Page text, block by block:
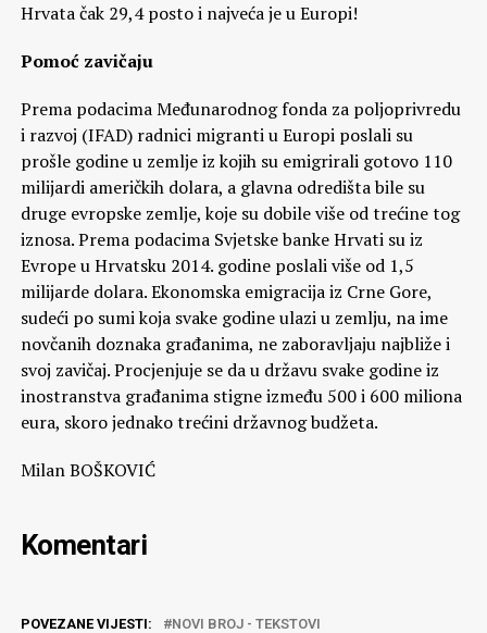
Hrvata čak 29,4 posto i najveća je u Europi!
Pomoć zavičaju
Prema podacima Međunarodnog fonda za poljoprivredu
i razvoj (IFAD) radnici migranti u Europi poslali su
prošle godine u zemlje iz kojih su emigrirali gotovo 110
milijardi američkih dolara, a glavna odredišta bile su
druge evropske zemlje, koje su dobile više od trećine tog
iznosa. Prema podacima Svjetske banke Hrvati su iz
Evrope u Hrvatsku 2014. godine poslali više od 1,5
milijarde dolara. Ekonomska emigracija iz Crne Gore,
sudeći po sumi koja svake godine ulazi u zemlju, na ime
novčanih doznaka građanima, ne zaboravljaju najbliže i
svoj zavičaj. Procjenjuje se da u državu svake godine iz
inostranstva građanima stigne između 500 i 600 miliona
eura, skoro jednako trećini državnog budžeta.
Milan BOŠKOVIĆ
Komentari
POVEZANE VIJESTI: NOVI BROJ - TEKSTOVI